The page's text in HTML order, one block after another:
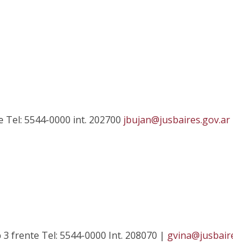
5544-0000 int. 202700 jbujan@jusbaires.gov.ar
frente Tel: 5544-0000 Int. 208070 |